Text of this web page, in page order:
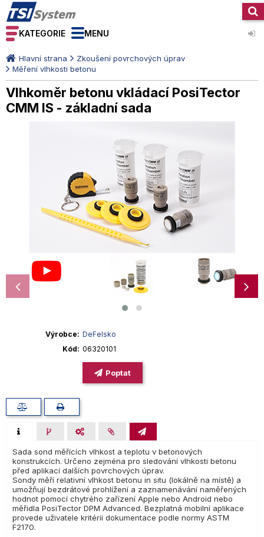
KATEGORIE MENU
Hlavní strana
Zkoušení povrchových úprav
Měření vlhkosti betonu
Vlhkoměr betonu vkládací PosiTector
CMM IS - základní sada
Výrobce
DeFelsko
Kód
06320101
Poptat
Sada sond měřících vlhkost a teplotu v betonových
konstrukcích. Určeno zejména pro sledování vlhkosti betonu
před aplikací dalších povrchových úprav.
Sondy měří relativní vlhkost betonu in situ (lokálně na místě) a
umožňují bezdrátové prohlížení a zaznamenávání naměřených
hodnot pomocí chytrého zařízení Apple nebo Android nebo
měřidla PosiTector DPM Advanced. Bezplatná mobilní aplikace
provede uživatele kritérii dokumentace podle normy ASTM
F2170.